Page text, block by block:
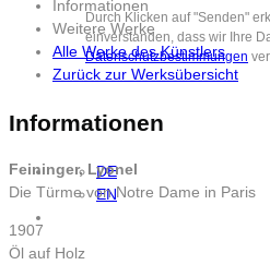
Durch Klicken auf "Senden"
einverstanden, dass wir Ihre
Datenschutzbestimmungen
DE
EN
Informationen
Weitere Werke
Alle Werke des Künstlers
Zurück zur Werksübersicht
Informationen
Feininger, Lyonel
Die Türme von Notre Dame in Paris
1907
Öl auf Holz